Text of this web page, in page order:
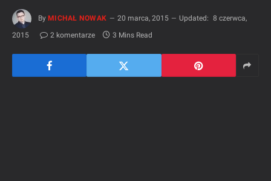
By MICHAŁ NOWAK 20 marca, 2015 Updated: 8 czerwca,
2015
2 komentarze 3 Mins Read